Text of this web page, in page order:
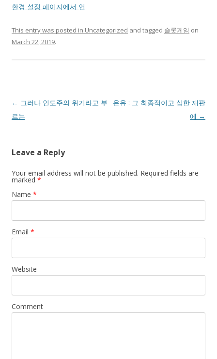
환경 설정 페이지에서 언
This entry was posted in Uncategorized and tagged 슬롯게임 on
March 22, 2019.
Post navigation
← 그러나 인도주의 위기라고 부
르는
은유 : 그 최종적이고 심한 재판
에 →
Leave a Reply
Your email address will not be published. Required fields are
marked *
Name *
Email *
Website
Comment